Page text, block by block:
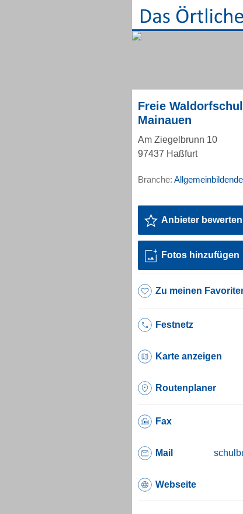
Freie
Mainauen
Am Ziegelbrunn 10
97437 Haßfurt
Branche:
Anbieter bewerten
Fotos hinzufügen
Zu meinen
Festnetz
Karte anzeigen
Routenplaner
Fax
Mail
Webseite